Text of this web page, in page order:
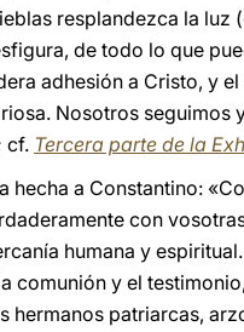
resplandezca la luz
de todo lo que
adhesión a Cristo, y
Nosotros seguimos
cf. Tercera parte de la
hecha a Constantino:
con
humana y
comunión y el
hermanos patriarcas,